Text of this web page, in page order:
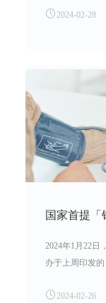
年止。
2024-02-28
国家首提
2024年1月22日
办于上周印发
济发展的专门文
2024-02-26